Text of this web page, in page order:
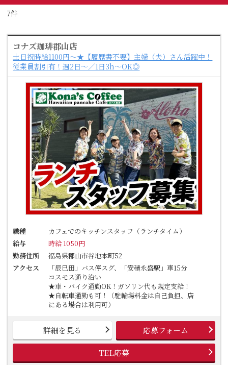
7件
コナズ珈琲郡山店
土日祝時給1100円～★【履歴書不要】主婦（夫）さん活躍中！
従業員割引有！週2日～／1日3h～OK◎
職種
カフェでのキッチンスタッフ（ランチタイム）
給与
時給 1050円
勤務住所
福島県郡山市谷地本町52
アクセス
「辰巳田」バス停スグ、「安積永盛駅」車15分
コスモス通り沿い
★車・バイク通勤OK！ガソリン代も規定支給！
★自転車通勤も可！（駐輪場料金は自己負担、店
にある場合は利用可）
詳細を見る 応募フォーム
TEL応募